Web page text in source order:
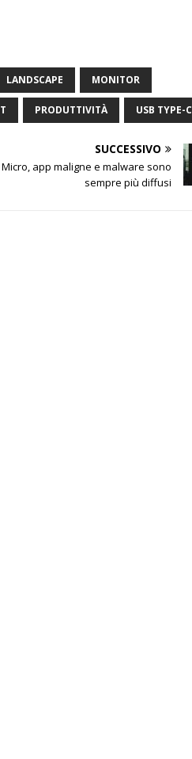
LANDSCAPE MONITOR
PRODUTTIVITÀ USB TYPE-C
SUCCESSIVO
app maligne e malware sono
sempre più diffusi